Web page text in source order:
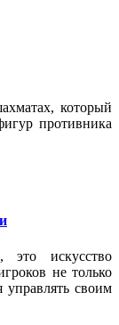
который
противника
искусство
не только
управлять своим